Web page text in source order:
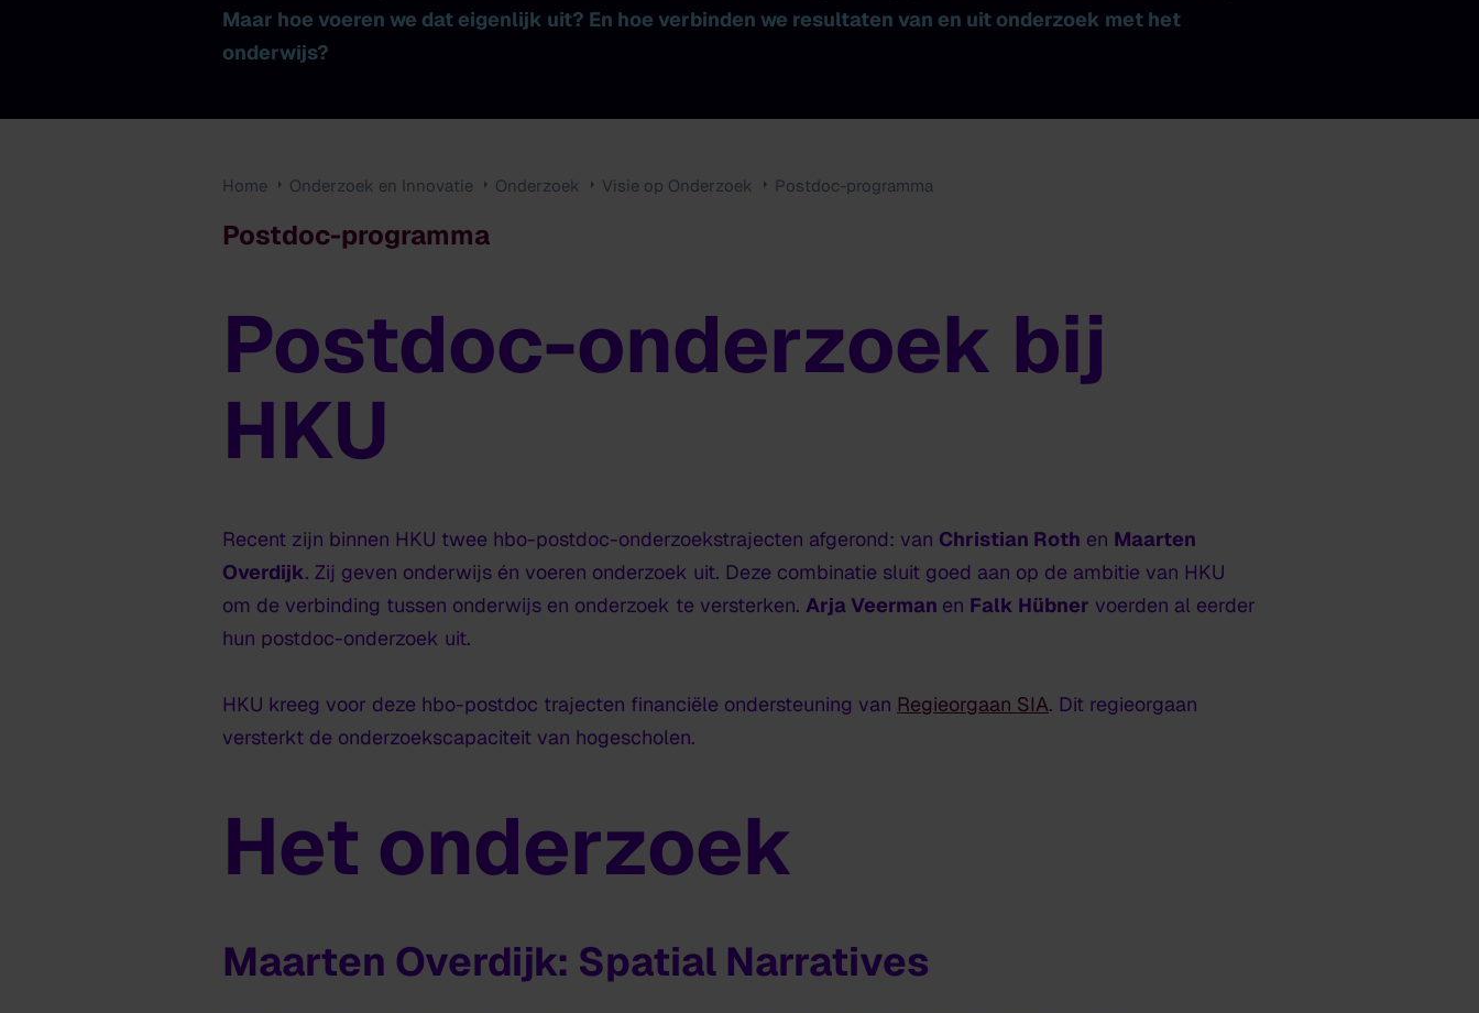
Maar hoe voeren we dat eigenlijk uit? En hoe verbinden we resultaten van en uit onderzoek met het
onderwijs?
Home Onderzoek en Innovatie Onderzoek Visie op Onderzoek Postdoc-programma
Postdoc-programma
Postdoc-
programma
Postdoc-onderzoek bij
HKU
Recent zijn binnen HKU twee hbo-postdoc-onderzoekstrajecten afgerond: van Christian Roth en Maarten
Overdijk. Zij geven onderwijs én voeren onderzoek uit. Deze combinatie sluit goed aan op de ambitie van HKU
om de verbinding tussen onderwijs en onderzoek te versterken. Arja Veerman en Falk Hübner voerden al eerder
hun postdoc-onderzoek uit.
HKU kreeg voor deze hbo-postdoc trajecten financiële ondersteuning van Regieorgaan SIA. Dit regieorgaan
versterkt de onderzoekscapaciteit van hogescholen.
Het onderzoek
Maarten Overdijk: Spatial Narratives